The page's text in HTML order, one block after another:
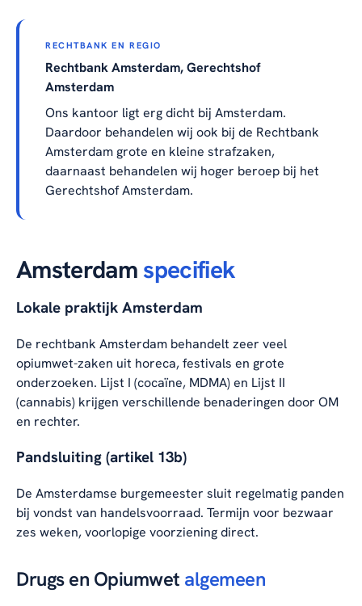
RECHTBANK EN REGIO
Rechtbank Amsterdam, Gerechtshof
Amsterdam
Ons kantoor ligt erg dicht bij Amsterdam.
Daardoor behandelen wij ook bij de Rechtbank
Amsterdam grote en kleine strafzaken,
daarnaast behandelen wij hoger beroep bij het
Gerechtshof Amsterdam.
Amsterdamspecifiek
Lokale praktijk Amsterdam
De rechtbank Amsterdam behandelt zeer veel
opiumwet-zaken uit horeca, festivals en grote
onderzoeken. Lijst I (cocaïne, MDMA) en Lijst II
(cannabis) krijgen verschillende benaderingen door OM
en rechter.
Pandsluiting (artikel 13b)
De Amsterdamse burgemeester sluit regelmatig panden
bij vondst van handelsvoorraad. Termijn voor bezwaar
zes weken, voorlopige voorziening direct.
Drugs en Opiumwet algemeen